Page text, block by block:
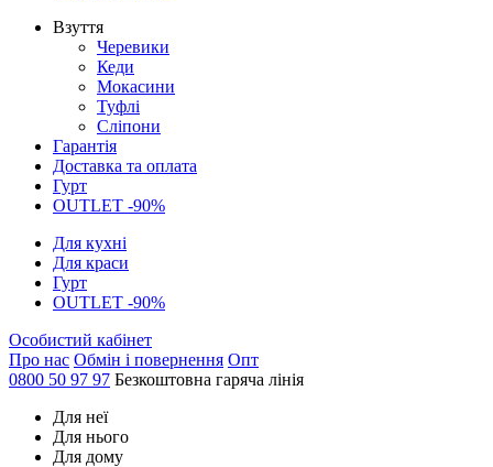
Взуття
Черевики
Кеди
Мокасини
Туфлі
Сліпони
Гарантія
Доставка та оплата
Гурт
OUTLET -90%
Для кухні
Для краси
Гурт
OUTLET -90%
Особистий кабінет
Про нас Обмін і повернення Опт
0800 50 97 97 Безкоштовна гаряча лінія
Для неї
Для нього
Для дому